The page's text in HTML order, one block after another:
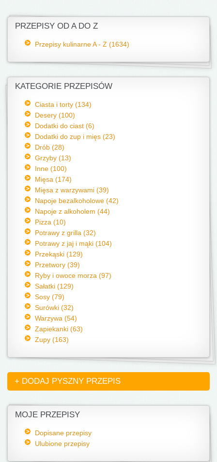
PRZEPISY OD A DO Z
Przepisy kulinarne A - Z (1634)
KATEGORIE PRZEPISÓW
Ciasta i torty (134)
Desery (100)
Dodatki do ciast (6)
Dodatki do zup i mięs (23)
Drób (28)
Grzyby (13)
Inne (100)
Mięsa (174)
Mięsa z warzywami (39)
Napoje bezalkoholowe (42)
Napoje z alkoholem (44)
Pizza (10)
Potrawy z grilla (32)
Potrawy z jaj i mąki (104)
Przekąski (129)
Przetwory (39)
Ryby i owoce morza (97)
Sałatki (129)
Sosy (79)
Surówki (32)
Warzywa (54)
Zapiekanki (63)
Zupy (163)
+ DODAJ PYSZNY PRZEPIS
MOJE PRZEPISY
Dopisane przepisy
Ulubione przepisy